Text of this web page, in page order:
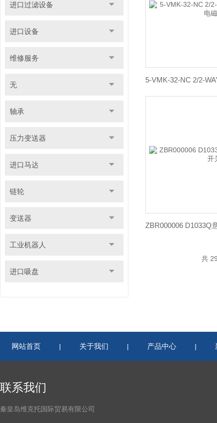
进口过滤设备
进口设备
维修服务
无
轴承
压力变送器
进口马达
链轮
变送器
工业机器人
进口吸盘
共
网站首页 | 关于我们 | 产品中心 |
联系我们
秦皇岛维克托国际贸易有限公司